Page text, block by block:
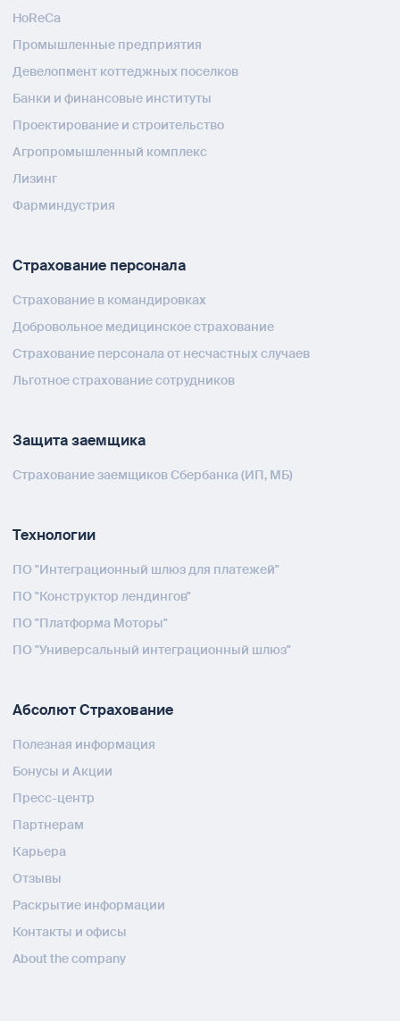
HoReCa
Промышленные предприятия
Девелопмент коттеджных поселков
Банки и финансовые институты
Проектирование и строительство
Агропромышленный комплекс
Лизинг
Фарминдустрия
Страхование персонала
Страхование в командировках
Добровольное медицинское страхование
Страхование персонала от несчастных случаев
Льготное страхование сотрудников
Защита заемщика
Страхование заемщиков Сбербанка (ИП, МБ)
Технологии
ПО "Интеграционный шлюз для платежей"
ПО "Конструктор лендингов"
ПО "Платформа Моторы"
ПО "Универсальный интеграционный шлюз"
Абсолют Страхование
Полезная информация
Бонусы и Акции
Пресс-центр
Партнерам
Карьера
Отзывы
Раскрытие информации
Контакты и офисы
About the company